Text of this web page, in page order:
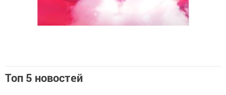
Топ 5 новостей